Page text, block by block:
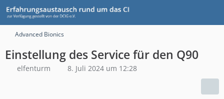
Advanced Bionics
Einstellung des Service für den Q90
elfenturm 8. Juli 2024 um 12:28